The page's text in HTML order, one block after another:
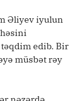
Əliyev iyulun
edib. Bir
müsbət rəy